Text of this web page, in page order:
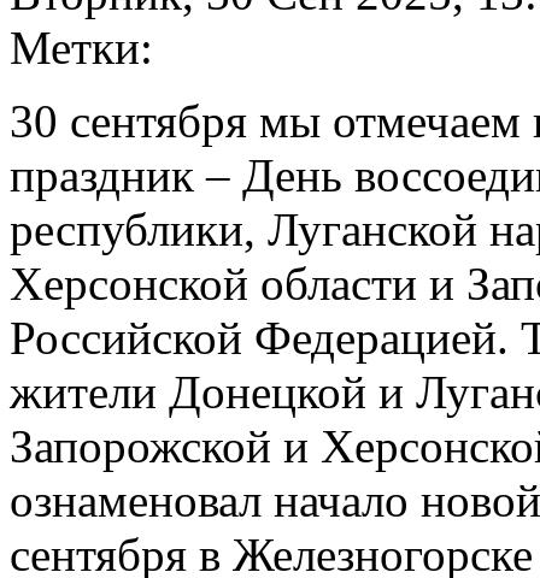
Метки:
30 сентября мы
праздник – День
республики, Луганской
Херсонской области и
Российской Федерацией.
жители Донецкой и
Запорожской и
ознаменовал начало
сентября в